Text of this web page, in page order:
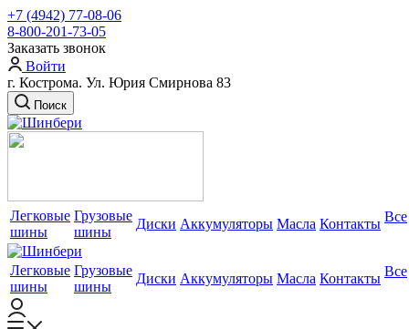
+7 (4942) 77-08-06
8-800-201-73-05
Заказать звонок
Войти
г. Кострома. Ул. Юрия Смирнова 83
Поиск
Легковые
шины
Грузовые
шины
Диски Аккумуляторы Масла Контакты Все
Легковые
шины
Грузовые
шины
Диски Аккумуляторы Масла Контакты Все